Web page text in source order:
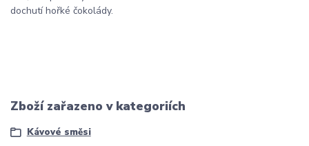
dochutí hořké čokolády.
Zboží zařazeno v kategoriích
Kávové směsi